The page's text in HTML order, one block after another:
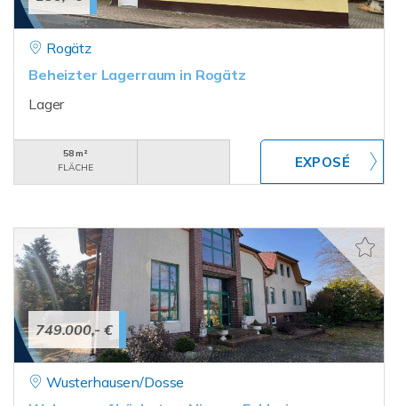
Rogätz
Beheizter Lagerraum in Rogätz
Lager
58 m²
FLÄCHE
749.000,- €
Wusterhausen/Dosse